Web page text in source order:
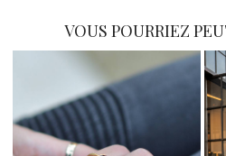
VOUS POURRIEZ